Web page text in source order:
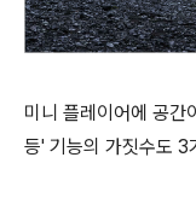
미니 플레이어에 공간
등' 기능의 가짓수도 3